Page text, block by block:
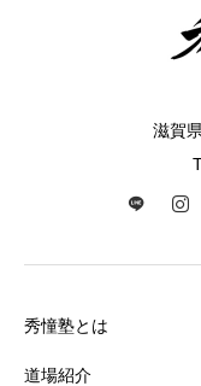
滋賀
秀憧塾とは
道場紹介